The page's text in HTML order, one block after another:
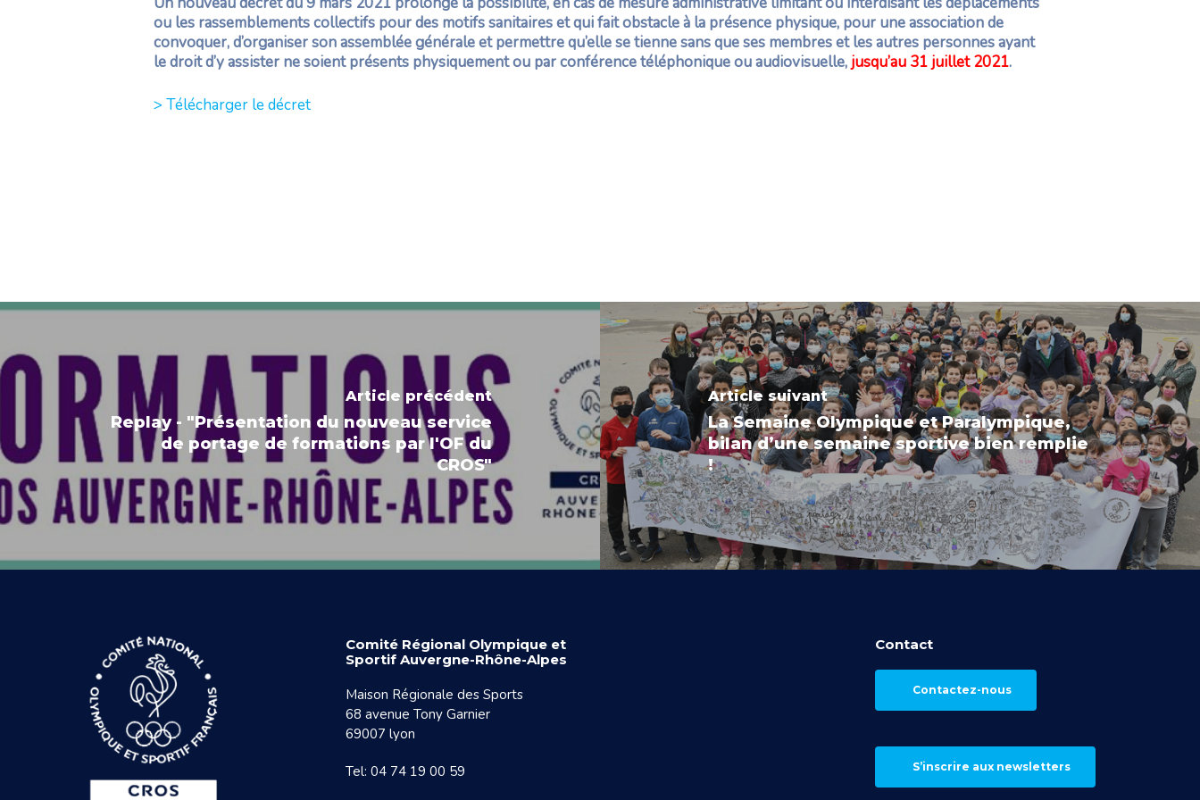
ou les rassemblements collectifs pour des motifs sanitaires et qui fait obstacle à la présence physique, pour une association de
convoquer, d’organiser son assemblée générale et permettre qu’elle se tienne sans que ses membres et les autres personnes ayant
le droit d’y assister ne soient présents physiquement ou par conférence téléphonique ou audiovisuelle, jusqu’au 31 juillet 2021.
> Télécharger le décret
Article précédent
Replay - "Présentation du nouveau service
de portage de formations par l'OF du
CROS"
Article suivant
La Semaine Olympique et Paralympique,
bilan d’une semaine sportive bien remplie
!
Comité Régional Olympique et
Sportif Auvergne-Rhône-Alpes
Maison Régionale des Sports
68 avenue Tony Garnier
69007 lyon
Tel: 04 74 19 00 59
Contact
Contactez-nous
S’inscrire aux newsletters